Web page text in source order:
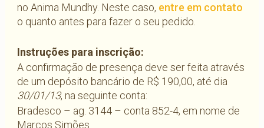
no Anima Mundhy. Neste caso, entre em contato
o quanto antes para fazer o seu pedido.
Instruções para inscrição:
A confirmação de presença deve ser feita através
de um depósito bancário de R$ 190,00, até dia
30/01/13, na seguinte conta:
Bradesco – ag. 3144 – conta 852-4, em nome de
Marcos Simões.